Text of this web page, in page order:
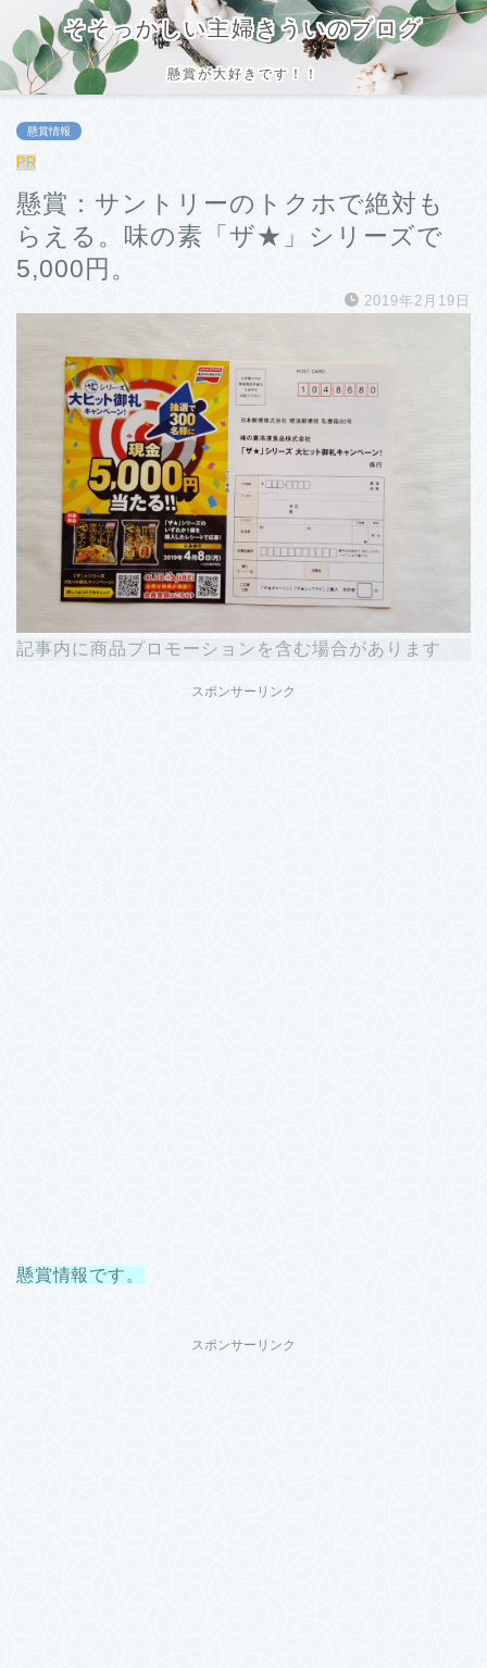
そそっかしい主婦きういのブログ
懸賞が大好きです！！
懸賞情報
PR
懸賞：サントリーのトクホで絶対も
らえる。味の素「ザ★」シリーズで
5,000円。
2019年2月19日
記事内に商品プロモーションを含む場合があります
スポンサーリンク
懸賞情報です。
スポンサーリンク